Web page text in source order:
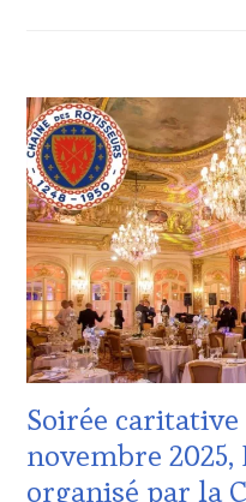
WINE
TASTING
VOUCHER,
WINE
TOURISM
FAME,
WINE
TOURISM
TOUR,
WINE
TOURISM
TOUR
WINETASTINGVOUCHER.COM
CLUB
:
WINE
TASTING
VOUCHER,
DOMAINE
VITICOLE,
ADHÉRENT,
VIN
TOURISME,
INVITATIONS
&
WINE
MÉDIAS,
PRESSE
Soirée caritative
novembre 2025,
organisé par la